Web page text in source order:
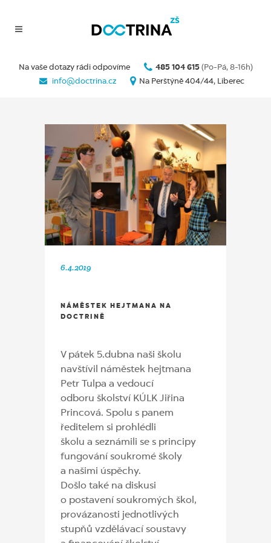
Na vaše dotazy rádi odpovíme 485 104 615 (Po-Pá, 8-16h)
info@doctrina.cz
Na Perštýně 404/44, Liberec
6.4.2019
NÁMĚSTEK HEJTMANA NA
DOCTRINĚ
V pátek 5.dubna naši školu
navštívil náměstek hejtmana
Petr Tulpa a vedoucí
odboru školství KÚLK Jiřina
Princová. Spolu s panem
ředitelem si prohlédli
školu a seznámili se s principy
fungování soukromé školy
a našimi úspěchy.
Došlo také na diskusi
o postavení soukromých škol,
provázanosti jednotlivých
stupňů vzdělávací soustavy